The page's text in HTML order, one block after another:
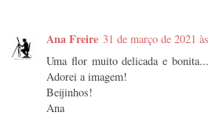
Ana Freire 31 de março de 2021
Uma flor muito delicada e
Adorei a imagem!
Beijinhos!
Ana